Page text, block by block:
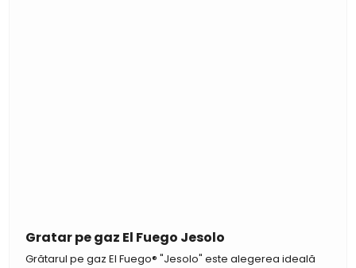
Gratar pe gaz El Fuego Jesolo
Grătarul pe gaz El Fuego® "Jesolo" este alegerea ideală